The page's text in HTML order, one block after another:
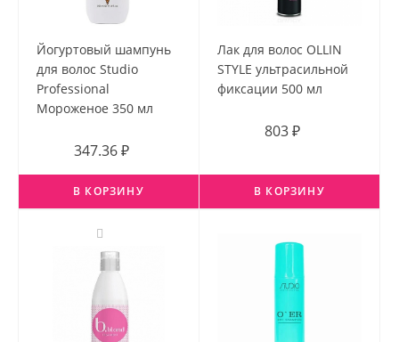
Йогуртовый шампунь
для волос Studio
Professional
Мороженое 350 мл
347.36 ₽
В КОРЗИНУ
Лак для волос OLLIN
STYLE ультрасильной
фиксации 500 мл
803 ₽
В КОРЗИНУ